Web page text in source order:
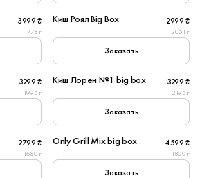
3999 ₴
1778 г
Киш Роял Big Box 2999 ₴
2051 г
Заказать
3299 ₴
1995 г
Киш Лорен №1 big box 3299 ₴
2195 г
Заказать
2799 ₴
1680 г
Only Grill Mix big box 4599 ₴
1800 г
Заказать